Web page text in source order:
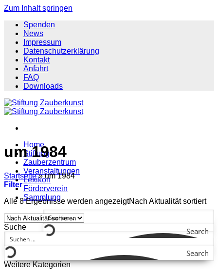
Zum Inhalt springen
Spenden
News
Impressum
Datenschutzerklärung
Kontakt
Anfahrt
FAQ
Downloads
Home
Stiftung
Zauberzentrum
Veranstaltungen
Lexikon
Förderverein
Sammlung
Search
um 1984
Startseite » um 1984
Filter
Alle 8 Ergebnisse werden angezeigtNach Aktualität sortiert
Suche
Search
Weitere Kategorien